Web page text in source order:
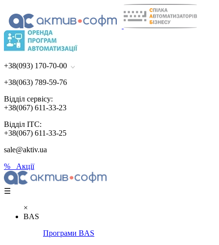
+38(093) 170-70-00
+38(063) 789-59-76
Відділ сервісу:
+38(067) 611-33-23
Відділ ІТС:
+38(067) 611-33-25
sale@aktiv.ua
% Акції
☰
×
BAS
Програми BAS